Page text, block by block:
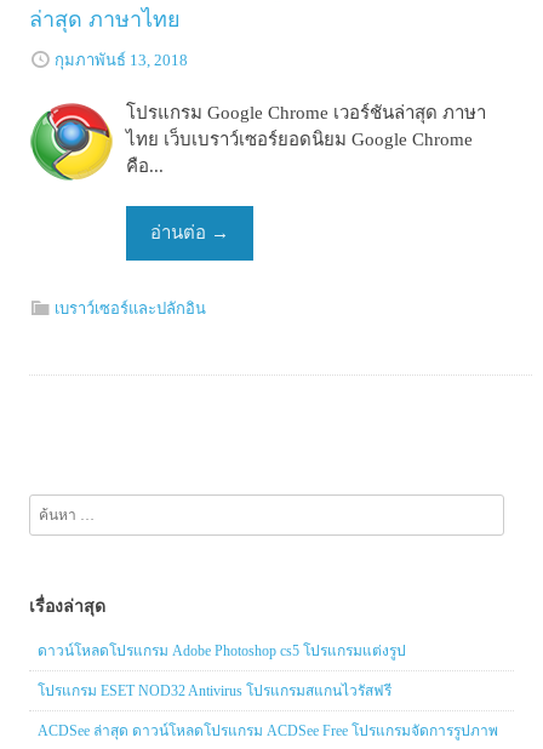
ล่าสุด ภาษาไทย
กุมภาพันธ์ 13, 2018
โปรแกรม Google Chrome เวอร์ชันล่าสุด ภาษา
ไทย เว็บเบราว์เซอร์ยอดนิยม Google Chrome
คือ...
อ่านต่อ →
เบราว์เซอร์และปลักอิน
สำหรับ:
เรื่องล่าสุด
ดาวน์โหลดโปรแกรม Adobe Photoshop cs5 โปรแกรมแต่งรูป
โปรแกรม ESET NOD32 Antivirus โปรแกรมสแกนไวรัสฟรี
ACDSee ล่าสุด ดาวน์โหลดโปรแกรม ACDSee Free โปรแกรมจัดการรูปภาพ